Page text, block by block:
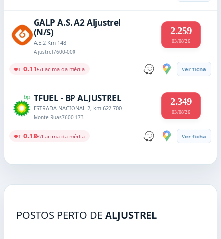
GALP A.S. A2 Aljustrel
(N/S)
A.E.2 Km 148
Aljustrel7600-000
2.259
03/08/26
↑ 0.11€/l acima da média Ver ficha
TFUEL - BP ALJUSTREL
ESTRADA NACIONAL 2, km 622.700
Monte Ruas7600-173
2.349
03/08/26
↑ 0.18€/l acima da média Ver ficha
POSTOS PERTO DE ALJUSTREL